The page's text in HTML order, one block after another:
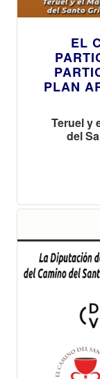
EL
PLAN
Teruel y
del